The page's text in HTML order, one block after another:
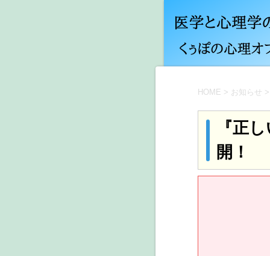
HOME > お知らせ >
『正
開！